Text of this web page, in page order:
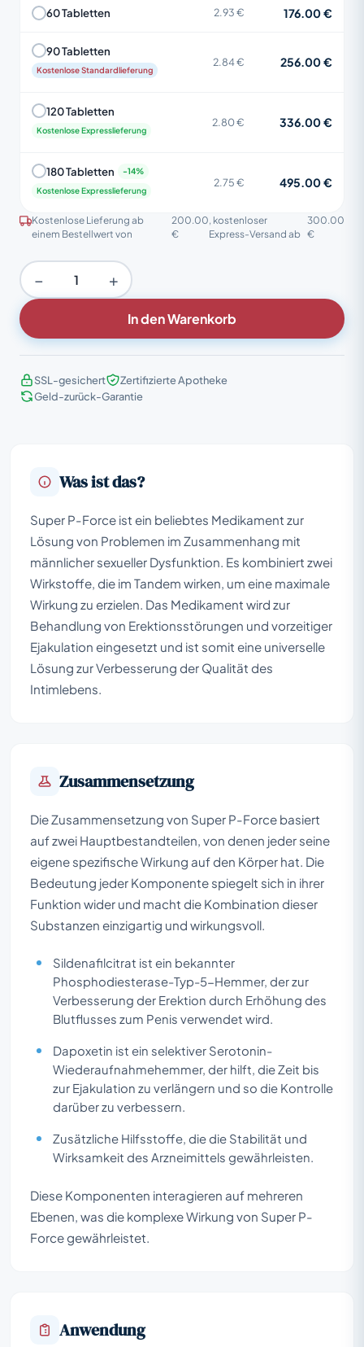
60 Tabletten 2.93 € 176.00 €
90 Tabletten
Kostenlose Standardlieferung
2.84 € 256.00 €
120 Tabletten
Kostenlose Expresslieferung
2.80 € 336.00 €
180 Tabletten
Kostenlose Expresslieferung
2.75 € 495.00 €
Kostenlose Lieferung ab
einem Bestellwert von
200.00
€
, kostenloser
Express-Versand ab
300.00
€
− +
In den Warenkorb
SSL-gesichert
Zertifizierte Apotheke
Geld-zurück-Garantie
Was ist das?
Super P-Force ist ein beliebtes Medikament zur
Lösung von Problemen im Zusammenhang mit
männlicher sexueller Dysfunktion. Es kombiniert zwei
Wirkstoffe, die im Tandem wirken, um eine maximale
Wirkung zu erzielen. Das Medikament wird zur
Behandlung von Erektionsstörungen und vorzeitiger
Ejakulation eingesetzt und ist somit eine universelle
Lösung zur Verbesserung der Qualität des
Intimlebens.
Zusammensetzung
Die Zusammensetzung von Super P-Force basiert
auf zwei Hauptbestandteilen, von denen jeder seine
eigene spezifische Wirkung auf den Körper hat. Die
Bedeutung jeder Komponente spiegelt sich in ihrer
Funktion wider und macht die Kombination dieser
Substanzen einzigartig und wirkungsvoll.
Sildenafilcitrat ist ein bekannter
Phosphodiesterase-Typ-5-Hemmer, der zur
Verbesserung der Erektion durch Erhöhung des
Blutflusses zum Penis verwendet wird.
Dapoxetin ist ein selektiver Serotonin-
Wiederaufnahmehemmer, der hilft, die Zeit bis
zur Ejakulation zu verlängern und so die Kontrolle
darüber zu verbessern.
Zusätzliche Hilfsstoffe, die die Stabilität und
Wirksamkeit des Arzneimittels gewährleisten.
Diese Komponenten interagieren auf mehreren
Ebenen, was die komplexe Wirkung von Super P-
Force gewährleistet.
Anwendung